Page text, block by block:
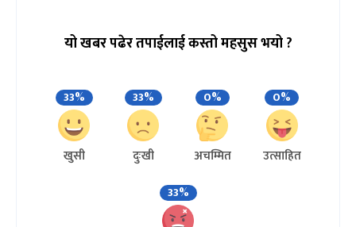
यो खबर पढेर तपाईलाई कस्तो महसुस भयो ?
33%
खुसी
33%
दुःखी
0%
अचम्मित
0%
उत्साहित
33%